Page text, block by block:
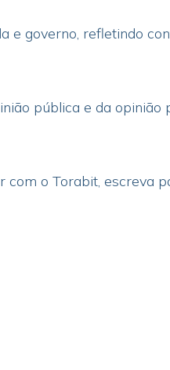
e governo, refletindo
pública e da opinião
com o Torabit, escreva